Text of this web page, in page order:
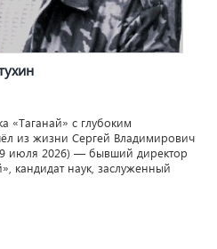
«Таганай» с глубоким
из жизни Сергей Владимирович
июля 2026) — бывший директор
кандидат наук, заслуженный